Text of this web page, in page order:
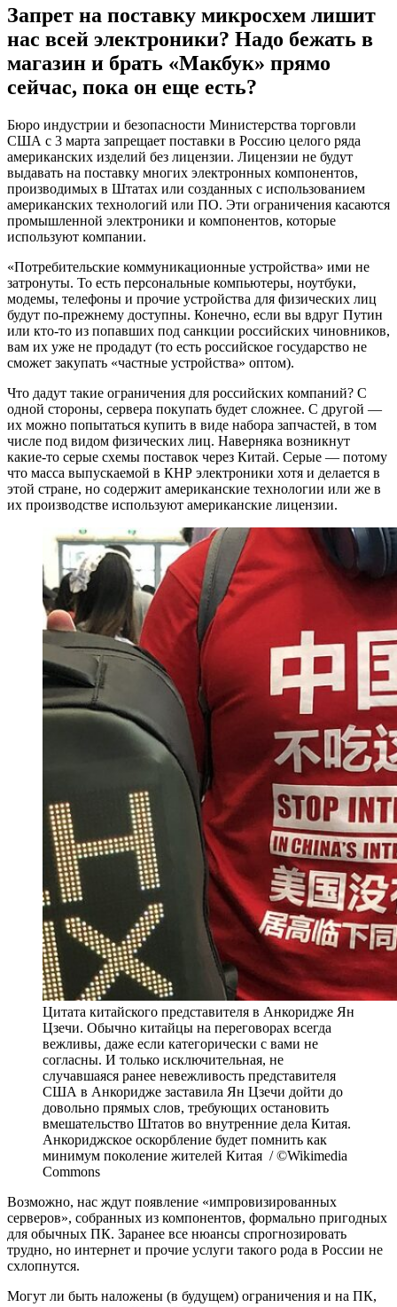
Запрет на поставку микросхем лишит
нас всей электроники? Надо бежать в
магазин и брать «Макбук» прямо
сейчас, пока он еще есть?
Бюро индустрии и безопасности Министерства торговли
США с 3 марта запрещает поставки в Россию целого ряда
американских изделий без лицензии. Лицензии не будут
выдавать на поставку многих электронных компонентов,
производимых в Штатах или созданных с использованием
американских технологий или ПО. Эти ограничения касаются
промышленной электроники и компонентов, которые
используют компании.
«Потребительские коммуникационные устройства» ими не
затронуты. То есть персональные компьютеры, ноутбуки,
модемы, телефоны и прочие устройства для физических лиц
будут по-прежнему доступны. Конечно, если вы вдруг Путин
или кто-то из попавших под санкции российских чиновников,
вам их уже не продадут (то есть российское государство не
сможет закупать «частные устройства» оптом).
Что дадут такие ограничения для российских компаний? С
одной стороны, сервера покупать будет сложнее. С другой —
их можно попытаться купить в виде набора запчастей, в том
числе под видом физических лиц. Наверняка возникнут
какие-то серые схемы поставок через Китай. Серые — потому
что масса выпускаемой в КНР электроники хотя и делается в
этой стране, но содержит американские технологии или же в
их производстве используют американские лицензии.
Цитата китайского представителя в Анкоридже Ян
Цзечи. Обычно китайцы на переговорах всегда
вежливы, даже если категорически с вами не
согласны. И только исключительная, не
случавшаяся ранее невежливость представителя
США в Анкоридже заставила Ян Цзечи дойти до
довольно прямых слов, требующих остановить
вмешательство Штатов во внутренние дела Китая.
Анкориджское оскорбление будет помнить как
минимум поколение жителей Китая / ©Wikimedia
Commons
Возможно, нас ждут появление «импровизированных
серверов», собранных из компонентов, формально пригодных
для обычных ПК. Заранее все нюансы спрогнозировать
трудно, но интернет и прочие услуги такого рода в России не
схлопнутся.
Могут ли быть наложены (в будущем) ограничения и на ПК,